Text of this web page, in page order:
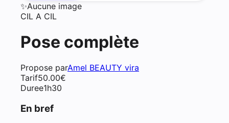
✨Aucune image
CIL A CIL
Pose complète
Propose parAmel BEAUTY vira
Tarif50.00€
Duree1h30
En bref